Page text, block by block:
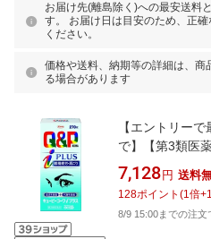
お届け先(離島除く)への最安送料
す。 お届け日は目安のため、正
ください。
価格や送料、納期等の詳細は、商
る場合があります
【エントリー
で】【第3類医
（270錠）★セ
商品【wtmedi】
7,128 円 送料
128ポイント (1倍+1
8/9 15:00までの注文